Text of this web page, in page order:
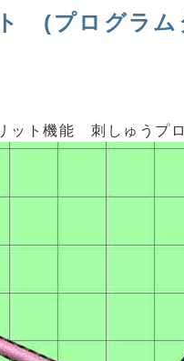
ト (プログラ
ット機能 刺しゅうプ